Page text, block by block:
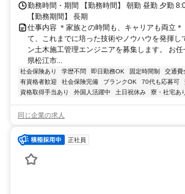
勤務時間・期間 【勤務時間】 朝勤 昼勤 夕勤
【勤務期間】 長期
仕事内容 ＊家族との時間も、キャリアも両立
て、これまでに培った技術やノウハウを発揮し
ン土木施工管理エンジニアを募集します。 お
県松江市...
社会保険あり 学歴不問 即日勤務OK 固定時間制 交通費
有資格者歓迎
社会保険完備 ブランクOK 70代も応募可
資格取得手当あり
外国人活躍中 土日祝休み 寮・社宅あ
同じ企業の求人
正社員